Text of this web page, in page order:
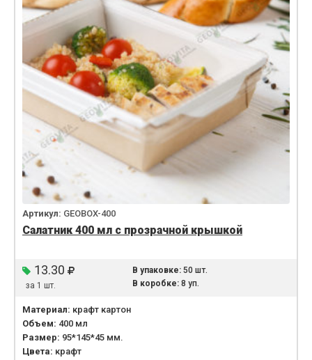
Артикул: GEOBOX-400
Салатник 400 мл с прозрачной крышкой
13.30
за 1 шт.
В упаковке:50 шт.
В коробке:8 уп.
Материал: крафт картон
Объем: 400 мл
Размер: 95*145*45 мм.
Цвета: крафт